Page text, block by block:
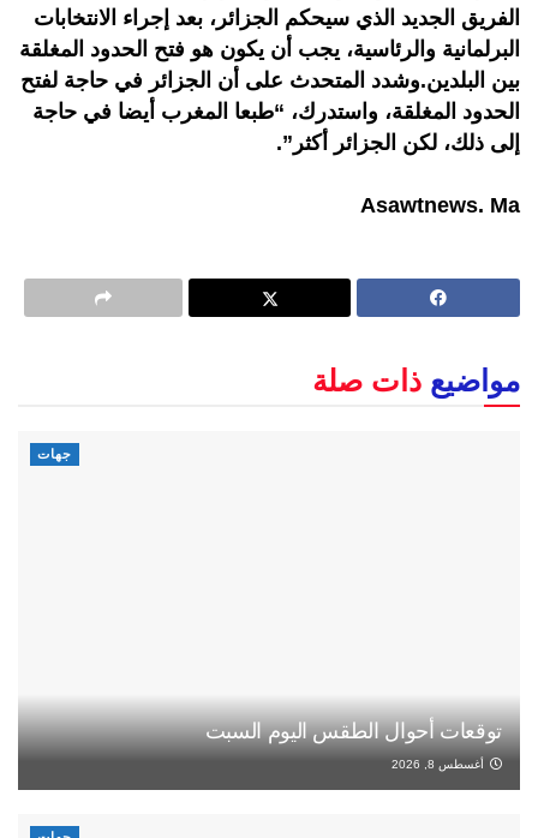
الفريق الجديد الذي سيحكم الجزائر، بعد إجراء الانتخابات
البرلمانية والرئاسية، يجب أن يكون هو فتح الحدود المغلقة
بين البلدين.وشدد المتحدث على أن الجزائر في حاجة لفتح
الحدود المغلقة، واستدرك، “طبعا المغرب أيضا في حاجة
إلى ذلك، لكن الجزائر أكثر”.
Asawtnews. Ma
مواضيع ذات صلة
جهات
توقعات أحوال الطقس اليوم السبت
أغسطس 8, 2026